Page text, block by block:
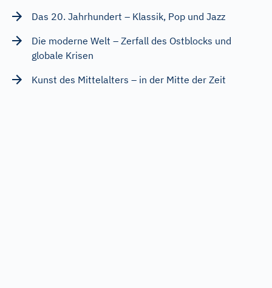
Das 20. Jahrhundert – Klassik, Pop und Jazz
Die moderne Welt – Zerfall des Ostblocks und
globale Krisen
Kunst des Mittelalters – in der Mitte der Zeit